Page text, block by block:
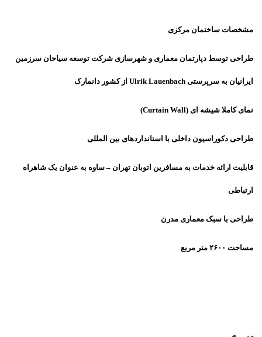
مشخصات ساختمان مرکزی
طراحی توسط دپارتمان معماری و شهرسازی شرکت توسعه سیاحان سرزمین
ایرانیان به سرپرستی Ulrik Lauenbach از کشور دانمارک
نمای کاملا شیشه ای (Curtain Wall)
طراحی دکوراسیون داخلی با استانداردهای بین المللی
قابلیت ارائه خدمات به مسافرین اتوبان تهران – ساوه به عنوان یک شاهراه
ارتباطی
طراحی با سبک معماری مدرن
مساحت ۲۶۰۰ متر مربع